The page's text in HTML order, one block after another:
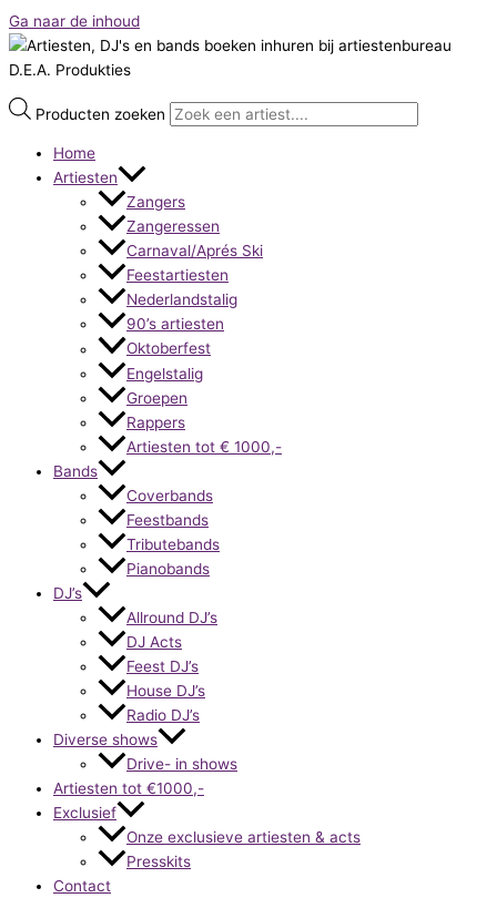
Ga naar de inhoud
Producten zoeken
Home
Artiesten
Zangers
Zangeressen
Carnaval/Aprés Ski
Feestartiesten
Nederlandstalig
90’s artiesten
Oktoberfest
Engelstalig
Groepen
Rappers
Artiesten tot € 1000,-
Bands
Coverbands
Feestbands
Tributebands
Pianobands
DJ’s
Allround DJ’s
DJ Acts
Feest DJ’s
House DJ’s
Radio DJ’s
Diverse shows
Drive- in shows
Artiesten tot €1000,-
Exclusief
Onze exclusieve artiesten & acts
Presskits
Contact